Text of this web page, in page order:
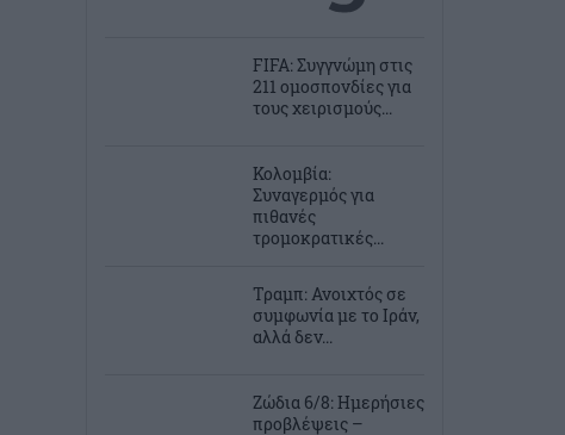
FIFA: Συγγνώμη στις
211 ομοσπονδίες για
τους χειρισμούς...
Κολομβία:
Συναγερμός για
πιθανές
τρομοκρατικές...
Τραμπ: Ανοιχτός σε
συμφωνία με το Ιράν,
αλλά δεν...
Ζώδια 6/8: Ημερήσιες
προβλέψεις –